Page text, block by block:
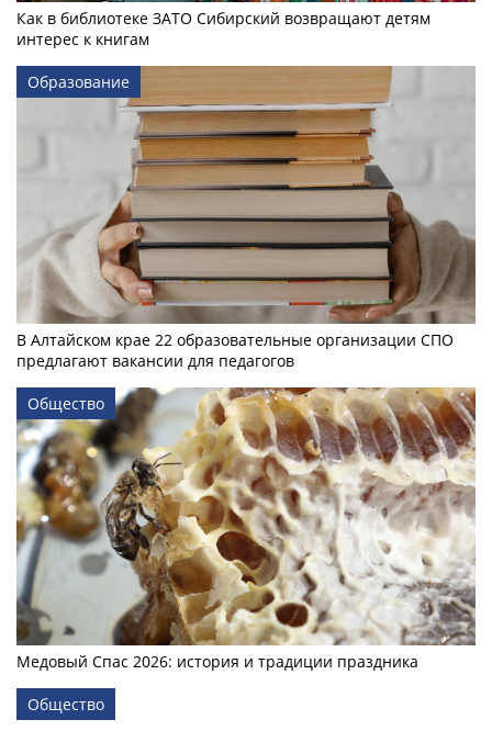
Как в библиотеке ЗАТО Сибирский возвращают детям
интерес к книгам
Образование
В Алтайском крае 22 образовательные организации СПО
предлагают вакансии для педагогов
Общество
Медовый Спас 2026: история и традиции праздника
Общество